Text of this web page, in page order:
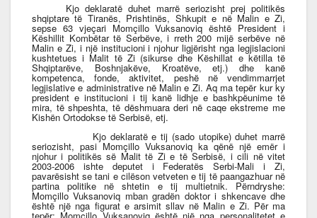
Kjo deklaratë duhet marrë seriozisht prej politikës
shqiptare të Tiranës, Prishtinës, Shkupit e në Malin e Zi,
sepse 63 vjeçari Momçillo Vuksanoviq është President i
Këshillit Kombëtar të Serbëve, i rreth 200 mijë serbëve në
Malin e Zi, i një institucioni i njohur ligjërisht nga legjislacioni
kushtetues i Malit të Zi (sikurse dhe Këshillat e këtilla të
Shqiptarëve, Boshnjakëve, Kroatëve, etj.) dhe kanë
kompetenca, fonde, aktivitet, peshë në vendimmarrjet
legjislative e administrative në Malin e Zi. Aq ma tepër kur ky
president e institucioni i tij kanë lidhje e bashkpëunime të
mira, të shpeshta, të dëshmuara deri në caqe ekstreme me
Kishën Ortodokse të Serbisë, etj.
Kjo deklaratë e tij (sado utopike) duhet marrë
seriozisht, pasi Momçillo Vuksanoviq ka qënë një emër i
njohur i politikës së Malit të Zi e të Serbisë, i cili në vitet
2003-2006 ishte deputet i Federatës Serbi-Mali i Zi,
pavarësisht se tani e cilëson vetveten e tij të paangazhuar në
partina politike në shtetin e tij multietnik. Përndryshe:
Momçillo Vuksanoviq mban gradën doktor i shkencave dhe
është një nga figurat e arsimit sllav në Malin e Zi. Për ma